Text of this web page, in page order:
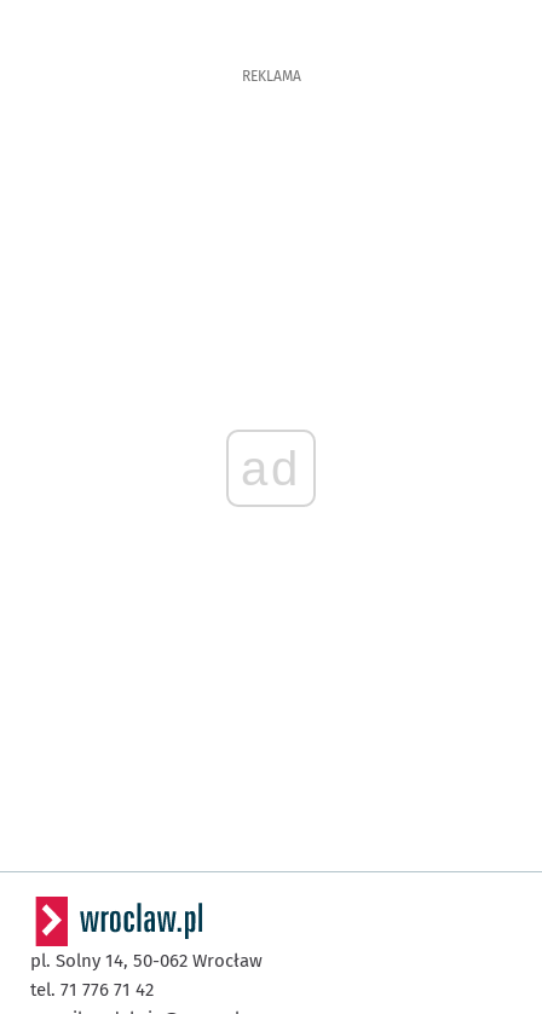
REKLAMA
ad
pl. Solny 14, 50-062 Wrocław
tel. 71 776 71 42